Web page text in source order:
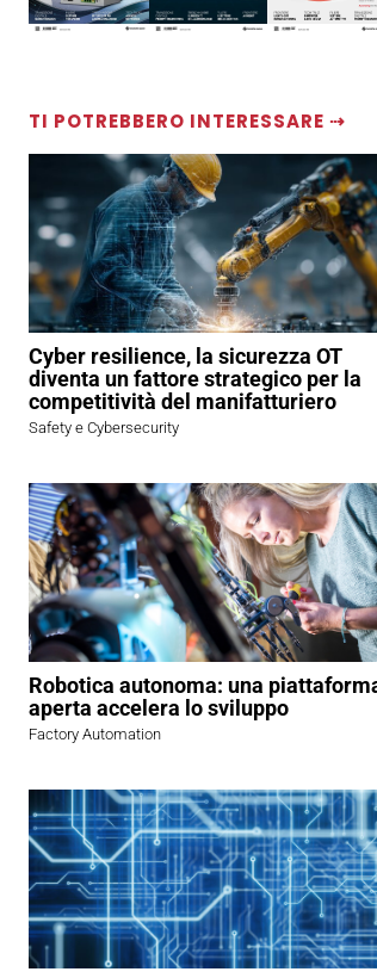
TI POTREBBERO INTERESSARE ⇢
Cyber resilience, la sicurezza OT
diventa un fattore strategico per la
competitività del manifatturiero
Safety e Cybersecurity
Robotica autonoma: una
aperta accelera lo sviluppo
Factory Automation